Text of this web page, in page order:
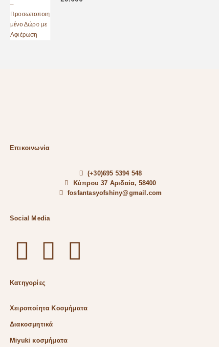
Επικοινωνία
(+30)695 5394 548
Κύπρου 37 Αριδαία, 58400
fosfantasyofshiny@gmail.com
Social Media
Κατηγορίες
Χειροποίητα Κοσμήματα
Διακοσμητικά
Miyuki κοσμήματα